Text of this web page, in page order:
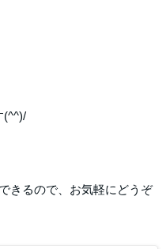
(^^)/
きるので、お気軽にどうぞ